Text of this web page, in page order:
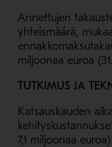
Annettujen
yhteismäärä,
miljoonaa euroa
TUTKIMUS JA
Katsauskauden
7,1 miljoonaa